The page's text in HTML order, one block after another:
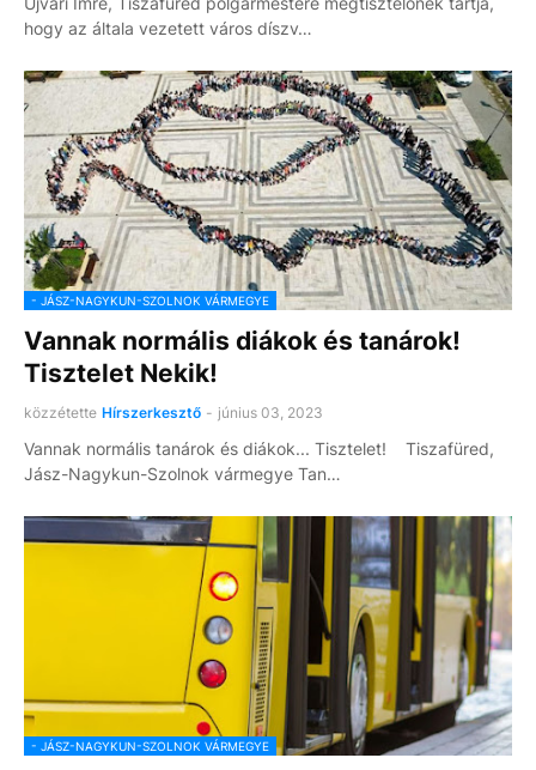
hogy az általa vezetett város díszv…
- JÁSZ-NAGYKUN-SZOLNOK VÁRMEGYE
Vannak normális diákok és tanárok!
Tisztelet Nekik!
közzétette Hírszerkesztő - június 03, 2023
Vannak normális tanárok és diákok... Tisztelet! Tiszafüred,
Jász-Nagykun-Szolnok vármegye Tan…
- JÁSZ-NAGYKUN-SZOLNOK VÁRMEGYE